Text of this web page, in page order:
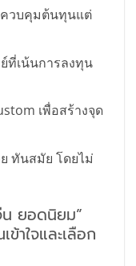
ควบคุมต้นทุนแต่
ที่เน้นการลงทุน
เพื่อสร้างจุด
ทันสมัย โดยไม่
น ยอดนิยม”
าใจและเลือก